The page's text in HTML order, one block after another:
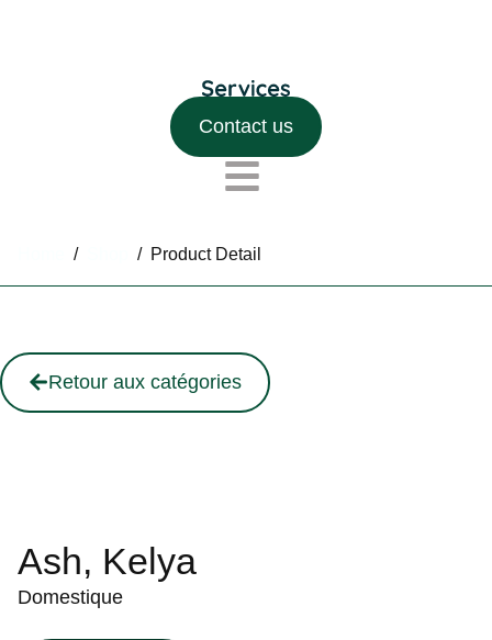
Contact us
/ / Product Detail
Retour aux catégories
Ash, Kelya
Domestique